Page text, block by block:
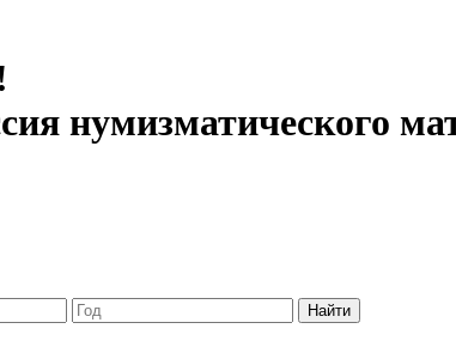
нумизматического